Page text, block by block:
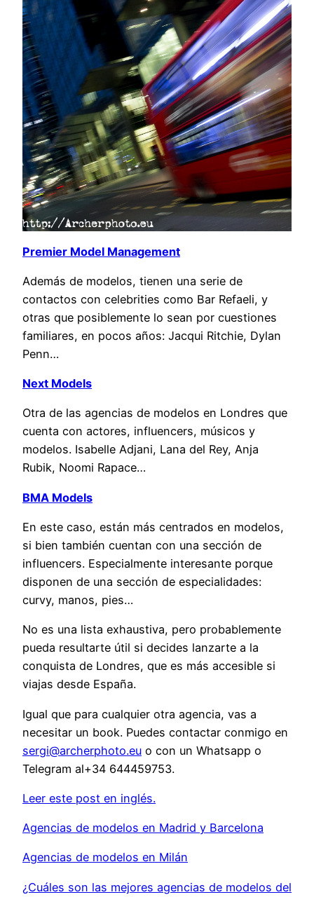
Premier Model Management
Además de modelos, tienen una serie de
contactos con celebrities como Bar Refaeli, y
otras que posiblemente lo sean por cuestiones
familiares, en pocos años: Jacqui Ritchie, Dylan
Penn…
Next Models
Otra de las agencias de modelos en Londres que
cuenta con actores, influencers, músicos y
modelos. Isabelle Adjani, Lana del Rey, Anja
Rubik, Noomi Rapace…
BMA Models
En este caso, están más centrados en modelos,
si bien también cuentan con una sección de
influencers. Especialmente interesante porque
disponen de una sección de especialidades:
curvy, manos, pies…
No es una lista exhaustiva, pero probablemente
pueda resultarte útil si decides lanzarte a la
conquista de Londres, que es más accesible si
viajas desde España.
Igual que para cualquier otra agencia, vas a
necesitar un book. Puedes contactar conmigo en
sergi@archerphoto.eu o con un Whatsapp o
Telegram al+34 644459753.
Leer este post en inglés.
Agencias de modelos en Madrid y Barcelona
Agencias de modelos en Milán
¿Cuáles son las mejores agencias de modelos del